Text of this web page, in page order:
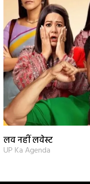
लव नहीं लवेस्ट
UP Ka Agenda